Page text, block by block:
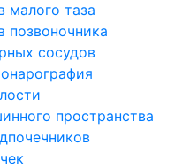
малого таза
позвоночника
сосудов
пространства